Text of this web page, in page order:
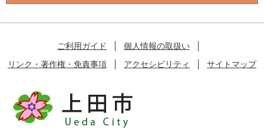
ご利用ガイド
個人情報の取扱い
リンク・著作権・免責事項
アクセシビリティ サイトマップ